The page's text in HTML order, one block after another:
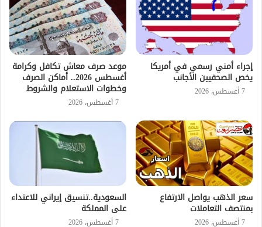
إجراء أمني رسمي في أمريكا
يخص الصحفيين الأجانب
7 أغسطس، 2026
موعد صرف معاش تكافل وكرامة
أغسطس 2026.. أماكن الصرف
وخطوات الاستعلام والشروط
7 أغسطس، 2026
سعر الذهب يواصل الارتفاع
بمنتصف التعاملات
7 أغسطس، 2026
السعودية..تنسيق إيراني للاعتداء
على المملكة
7 أغسطس، 2026